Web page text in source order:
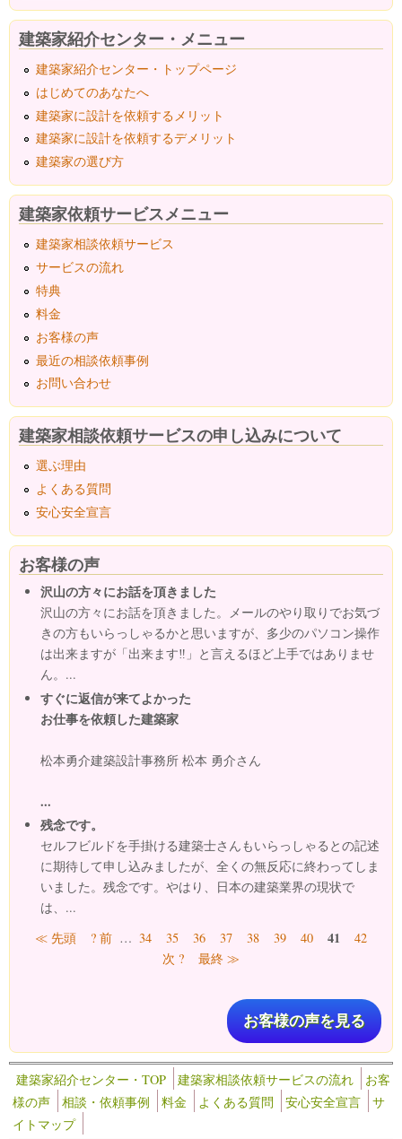
建築家紹介センター・メニュー
建築家紹介センター・トップページ
はじめてのあなたへ
建築家に設計を依頼するメリット
建築家に設計を依頼するデメリット
建築家の選び方
建築家依頼サービスメニュー
建築家相談依頼サービス
サービスの流れ
特典
料金
お客様の声
最近の相談依頼事例
お問い合わせ
建築家相談依頼サービスの申し込みについて
選ぶ理由
よくある質問
安心安全宣言
お客様の声
沢山の方々にお話を頂きました
沢山の方々にお話を頂きました。メールのやり取りでお気づ
きの方もいらっしゃるかと思いますが、多少のパソコン操作
は出来ますが「出来ます‼」と言えるほど上手ではありませ
ん。...
すぐに返信が来てよかった
お仕事を依頼した建築家
松本勇介建築設計事務所 松本 勇介さん
...
残念です。
セルフビルドを手掛ける建築士さんもいらっしゃるとの記述
に期待して申し込みましたが、全くの無反応に終わってしま
いました。残念です。やはり、日本の建築業界の現状で
は、...
ページ
≪ 先頭 ? 前 … 34 35 36 37 38 39 40 41
42
次 ?
最終 ≫
お客様の声を見る
建築家紹介センター・TOP 建築家相談依頼サービスの流れ
お客
様の声
相談・依頼事例 料金 よくある質問 安心安全宣言
サ
イトマップ